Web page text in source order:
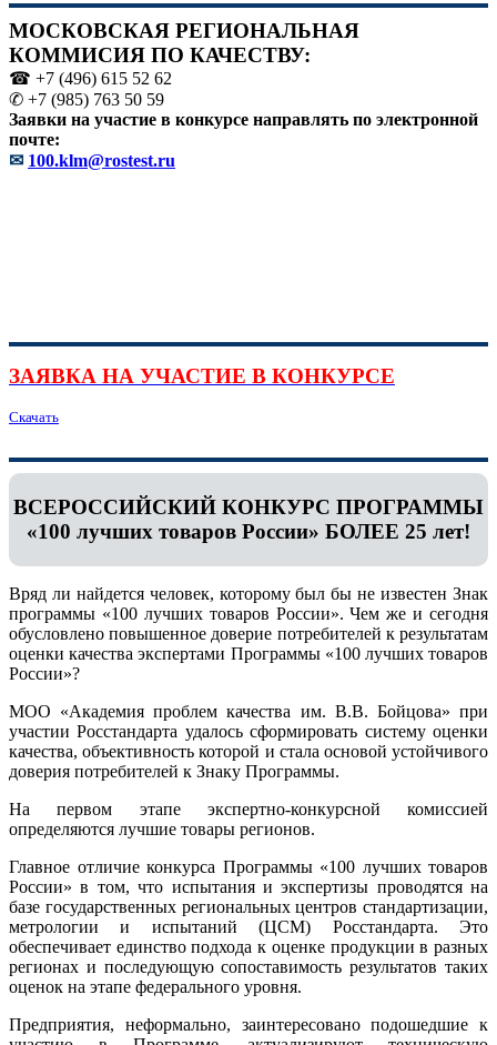
МОСКОВСКАЯ РЕГИОНАЛЬНАЯ
КОММИСИЯ ПО КАЧЕСТВУ:
☎ +7 (496) 615 52 62
✆ +7 (985) 763 50 59
Заявки на участие в конкурсе направлять по электронной
почте:
✉ 100.klm@rostest.ru
ЗАЯВКА НА УЧАСТИЕ В КОНКУРСЕ
Скачать
ВСЕРОССИЙСКИЙ КОНКУРС ПРОГРАММЫ
«100 лучших товаров России» БОЛЕЕ 25 лет!
Вряд ли найдется человек, которому был бы не известен Знак
программы «100 лучших товаров России». Чем же и сегодня
обусловлено повышенное доверие потребителей к результатам
оценки качества экспертами Программы «100 лучших товаров
России»?
МОО «Академия проблем качества им. В.В. Бойцова» при
участии Росстандарта удалось сформировать систему оценки
качества, объективность которой и стала основой устойчивого
доверия потребителей к Знаку Программы.
На первом этапе экспертно-конкурсной комиссией
определяются лучшие товары регионов.
Главное отличие конкурса Программы «100 лучших товаров
России» в том, что испытания и экспертизы проводятся на
базе государственных региональных центров стандартизации,
метрологии и испытаний (ЦCM) Росстандарта. Это
обеспечивает единство подхода к оценке продукции в разных
регионах и последующую сопоставимость результатов таких
оценок на этапе федерального уровня.
Предприятия, неформально, заинтересовано подошедшие к